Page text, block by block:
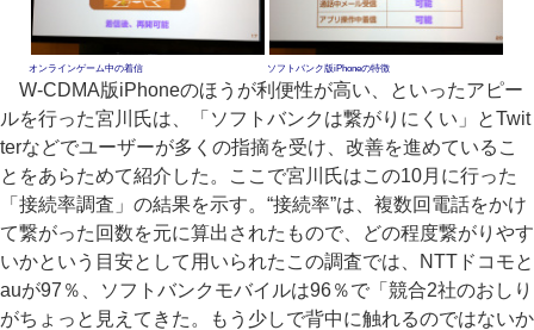
オンラインゲーム中の着信 ソフトバンク版iPhoneの特徴
W-CDMA版iPhoneのほうが利便性が高い、といったアピー
ルを行った宮川氏は、「ソフトバンクは繋がりにくい」とTwit
terなどでユーザーが多くの指摘を受け、改善を進めているこ
とをあらためて紹介した。ここで宮川氏はこの10月に行った
「接続率調査」の結果を示す。“接続率”は、複数回電話をかけ
て繋がった回数を元に算出されたもので、どの程度繋がりやす
いかという目安として用いられたこの調査では、NTTドコモと
auが97％、ソフトバンクモバイルは96％で「競合2社のおしり
がちょっと見えてきた。もう少しで背中に触れるのではないか